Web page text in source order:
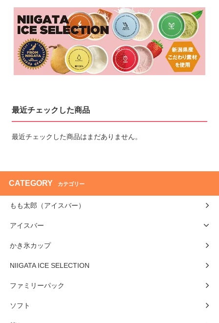
最近チェックした商品
最近チェックした商品はまだありません。
CATEGORY カテゴリー
もも太郎（アイスバー）
アイスバー
かき氷カップ
NIIGATA ICE SELECTION
ファミリーパック
ソフト